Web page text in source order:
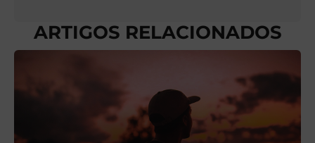
ARTIGOS RELACIONADOS